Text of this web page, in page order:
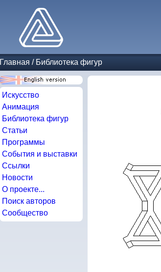
Главная / Библиотека фигур
Искусство
Анимация
Библиотека фигур
Статьи
Программы
События и выставки
Ссылки
Новости
О проекте...
Поиск авторов
Сообщество